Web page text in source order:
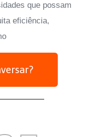
que possam
eficiência,